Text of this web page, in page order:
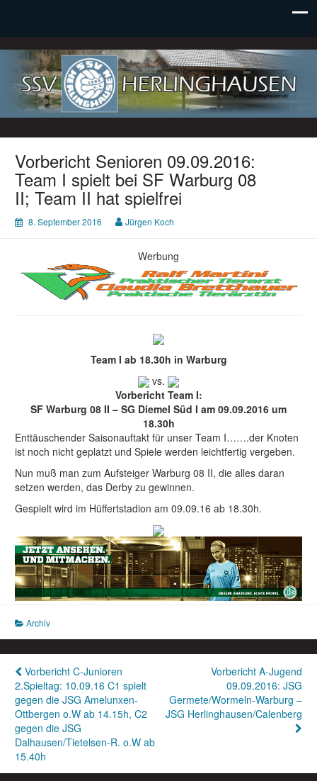
SSV Herlinghausen e. V.
Vorbericht Senioren 09.09.2016:
Team I spielt bei SF Warburg 08
II; Team II hat spielfrei
8. September 2016 Jürgen Koch
Werbung
Team I ab 18.30h in Warburg
vs.
Vorbericht Team I:
SF Warburg 08 II – SG Diemel Süd I am 09.09.2016 um
18.30h
Enttäuschender Saisonauftakt für unser Team I…….der Knoten
ist noch nicht geplatzt und Spiele werden leichtfertig vergeben.
Nun muß man zum Aufsteiger Warburg 08 II, die alles daran
setzen werden, das Derby zu gewinnen.
Gespielt wird im Hüffertstadion am 09.09.16 ab 18.30h.
Archiv
Beitragsnavigation
Vorbericht C-Junioren
2.Spieltag: 10.09.16 C1 spielt
gegen die JSG Amelunxen-
Ottbergen o.W ab 14.15h, C2
gegen die JSG
Dalhausen/Tietelsen-R. o.W ab
15.40h
Vorbericht A-Jugend
09.09.2016: JSG
Germete/Wormeln-Warburg –
JSG Herlinghausen/Calenberg